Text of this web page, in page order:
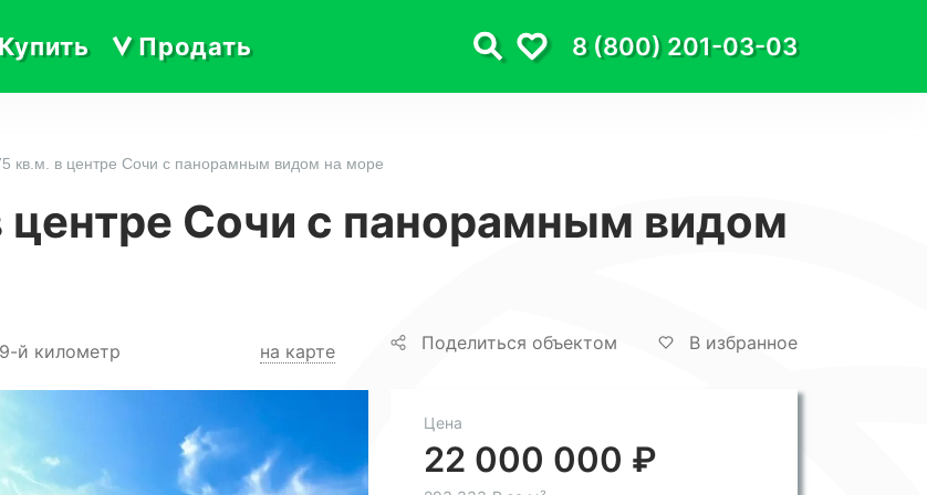
Купить Продать 8 (800) 201-03-03
кв.м. в центре Сочи с панорамным видом на море
центре Сочи с панорамным видом
й километр на карте Поделиться объектом В избранное
Цена
22 000 000 ₽